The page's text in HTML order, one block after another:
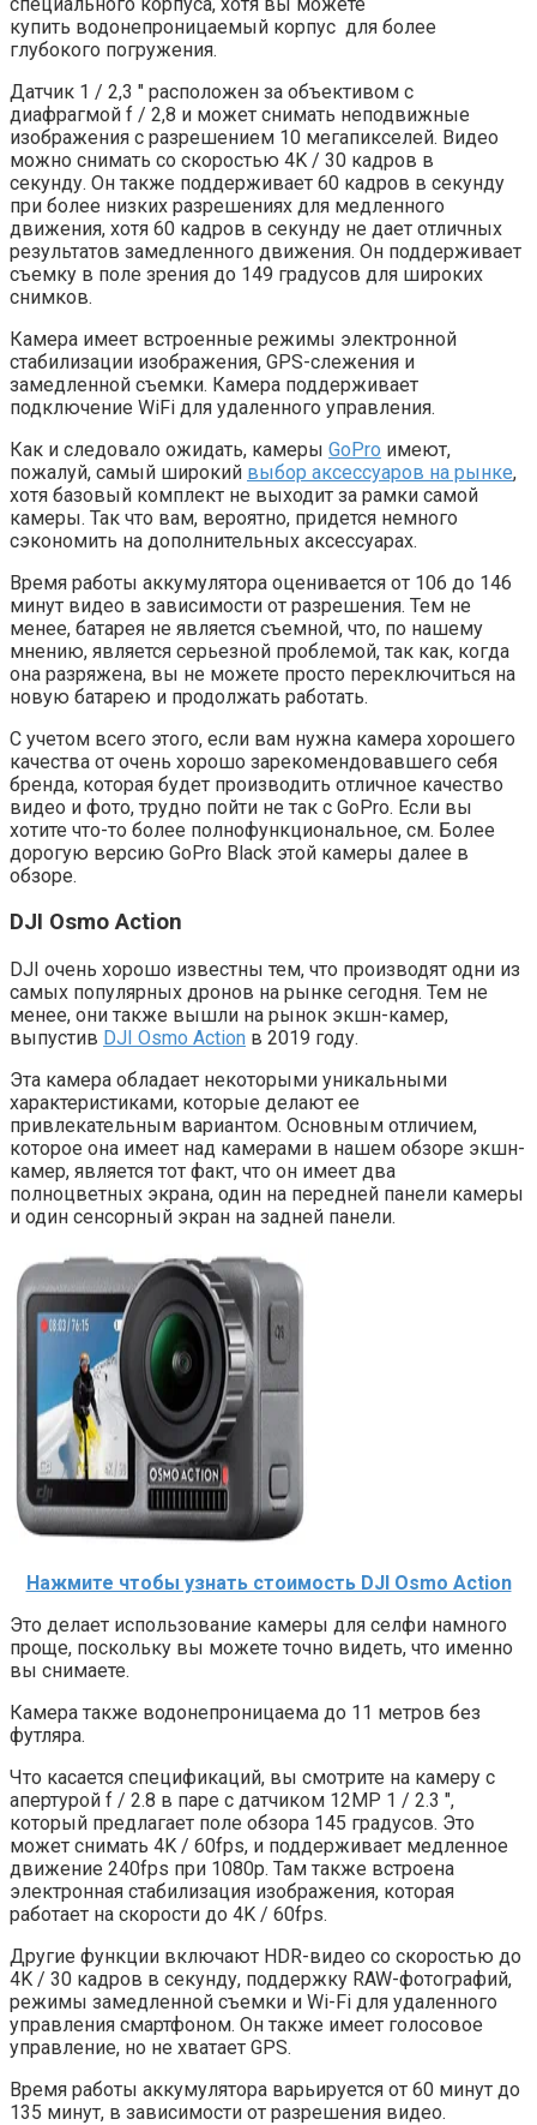
купить водонепроницаемый корпус для более
глубокого погружения.
Датчик 1 / 2,3 ″ расположен за объективом с
диафрагмой f / 2,8 и может снимать неподвижные
изображения с разрешением 10 мегапикселей. Видео
можно снимать со скоростью 4K / 30 кадров в
секунду. Он также поддерживает 60 кадров в секунду
при более низких разрешениях для медленного
движения, хотя 60 кадров в секунду не дает отличных
результатов замедленного движения. Он поддерживает
съемку в поле зрения до 149 градусов для широких
снимков.
Камера имеет встроенные режимы электронной
стабилизации изображения, GPS-слежения и
замедленной съемки. Камера поддерживает
подключение WiFi для удаленного управления.
Как и следовало ожидать, камеры GoPro имеют,
пожалуй, самый широкий выбор аксессуаров на рынке,
хотя базовый комплект не выходит за рамки самой
камеры. Так что вам, вероятно, придется немного
сэкономить на дополнительных аксессуарах.
Время работы аккумулятора оценивается от 106 до 146
минут видео в зависимости от разрешения. Тем не
менее, батарея не является съемной, что, по нашему
мнению, является серьезной проблемой, так как, когда
она разряжена, вы не можете просто переключиться на
новую батарею и продолжать работать.
С учетом всего этого, если вам нужна камера хорошего
качества от очень хорошо зарекомендовавшего себя
бренда, которая будет производить отличное качество
видео и фото, трудно пойти не так с GoPro. Если вы
хотите что-то более полнофункциональное, см. Более
дорогую версию GoPro Black этой камеры далее в
обзоре.
DJI Osmo Action
DJI очень хорошо известны тем, что производят одни из
самых популярных дронов на рынке сегодня. Тем не
менее, они также вышли на рынок экшн-камер,
выпустив DJI Osmo Action в 2019 году.
Эта камера обладает некоторыми уникальными
характеристиками, которые делают ее
привлекательным вариантом. Основным отличием,
которое она имеет над камерами в нашем обзоре экшн-
камер, является тот факт, что он имеет два
полноцветных экрана, один на передней панели камеры
и один сенсорный экран на задней панели.
Нажмите чтобы узнать стоимость DJI Osmo Action
Это делает использование камеры для селфи намного
проще, поскольку вы можете точно видеть, что именно
вы снимаете.
Камера также водонепроницаема до 11 метров без
футляра.
Что касается спецификаций, вы смотрите на камеру с
апертурой f / 2.8 в паре с датчиком 12MP 1 / 2.3 ″,
который предлагает поле обзора 145 градусов. Это
может снимать 4K / 60fps, и поддерживает медленное
движение 240fps при 1080p. Там также встроена
электронная стабилизация изображения, которая
работает на скорости до 4K / 60fps.
Другие функции включают HDR-видео со скоростью до
4K / 30 кадров в секунду, поддержку RAW-фотографий,
режимы замедленной съемки и Wi-Fi для удаленного
управления смартфоном. Он также имеет голосовое
управление, но не хватает GPS.
Время работы аккумулятора варьируется от 60 минут до
135 минут, в зависимости от разрешения видео.